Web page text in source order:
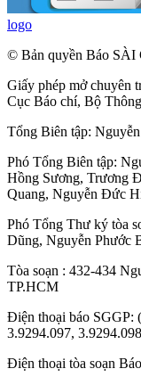
logo
© Bản quyền Báo
Giấy phép mở chuyên
Cục Báo chí, Bộ
Tổng Biên tập:
Phó Tổng Biên tập:
Hồng Sương, Trương
Quang, Nguyễn Đức
Phó Tổng Thư ký tòa
Dũng, Nguyễn Phước
Tòa soạn : 432-434
TP.HCM
Điện thoại báo SGGP:
3.9294.097, 3.9294.098
Điện thoại tòa soạn